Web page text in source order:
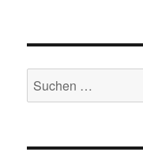
Suchen
nach: